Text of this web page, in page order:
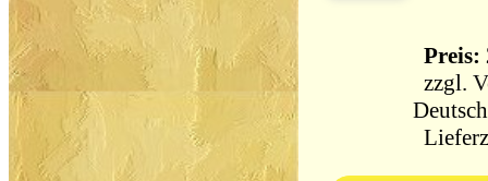
Preis:
zzgl.